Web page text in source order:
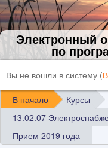
Электронный
по
Вы не вошли в систему (
В начало
Курсы
13.02.07
Прием 2019 года